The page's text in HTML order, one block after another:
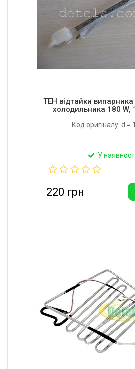
ТЕН відтайки
холодильника 180 W,
Код оригіналу: d =
У наявності
220 грн